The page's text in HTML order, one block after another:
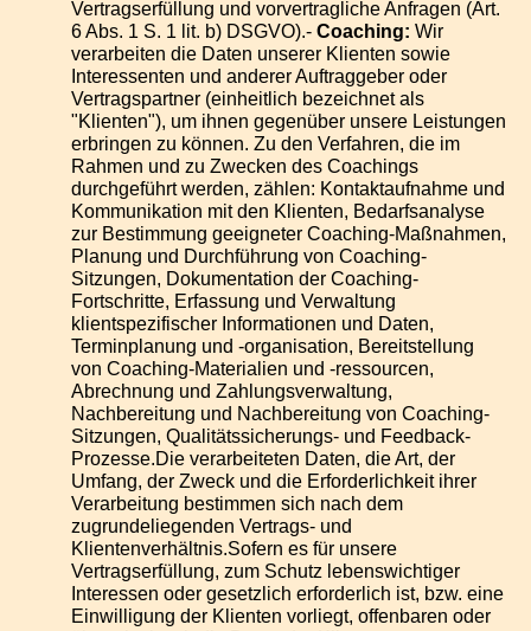
Vertragserfüllung und vorvertragliche Anfragen (Art.
6 Abs. 1 S. 1 lit. b) DSGVO).- Coaching: Wir
verarbeiten die Daten unserer Klienten sowie
Interessenten und anderer Auftraggeber oder
Vertragspartner (einheitlich bezeichnet als
"Klienten"), um ihnen gegenüber unsere Leistungen
erbringen zu können. Zu den Verfahren, die im
Rahmen und zu Zwecken des Coachings
durchgeführt werden, zählen: Kontaktaufnahme und
Kommunikation mit den Klienten, Bedarfsanalyse
zur Bestimmung geeigneter Coaching-Maßnahmen,
Planung und Durchführung von Coaching-
Sitzungen, Dokumentation der Coaching-
Fortschritte, Erfassung und Verwaltung
klientspezifischer Informationen und Daten,
Terminplanung und -organisation, Bereitstellung
von Coaching-Materialien und -ressourcen,
Abrechnung und Zahlungsverwaltung,
Nachbereitung und Nachbereitung von Coaching-
Sitzungen, Qualitätssicherungs- und Feedback-
Prozesse.Die verarbeiteten Daten, die Art, der
Umfang, der Zweck und die Erforderlichkeit ihrer
Verarbeitung bestimmen sich nach dem
zugrundeliegenden Vertrags- und
Klientenverhältnis.Sofern es für unsere
Vertragserfüllung, zum Schutz lebenswichtiger
Interessen oder gesetzlich erforderlich ist, bzw. eine
Einwilligung der Klienten vorliegt, offenbaren oder